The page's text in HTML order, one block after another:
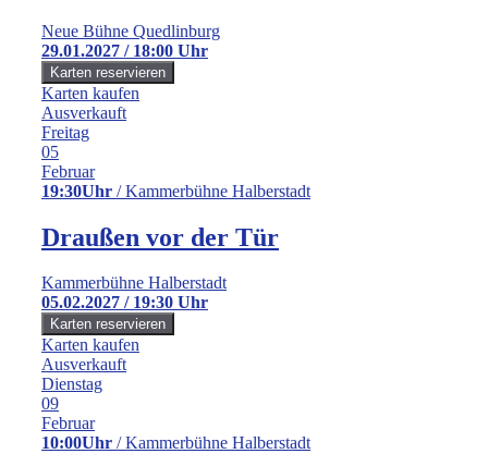
Neue Bühne Quedlinburg
29.01.2027 / 18:00 Uhr
Karten kaufen
Ausverkauft
Freitag
05
Februar
19:30Uhr / Kammerbühne Halberstadt
Draußen vor der Tür
Kammerbühne Halberstadt
05.02.2027 / 19:30 Uhr
Karten kaufen
Ausverkauft
Dienstag
09
Februar
10:00Uhr / Kammerbühne Halberstadt